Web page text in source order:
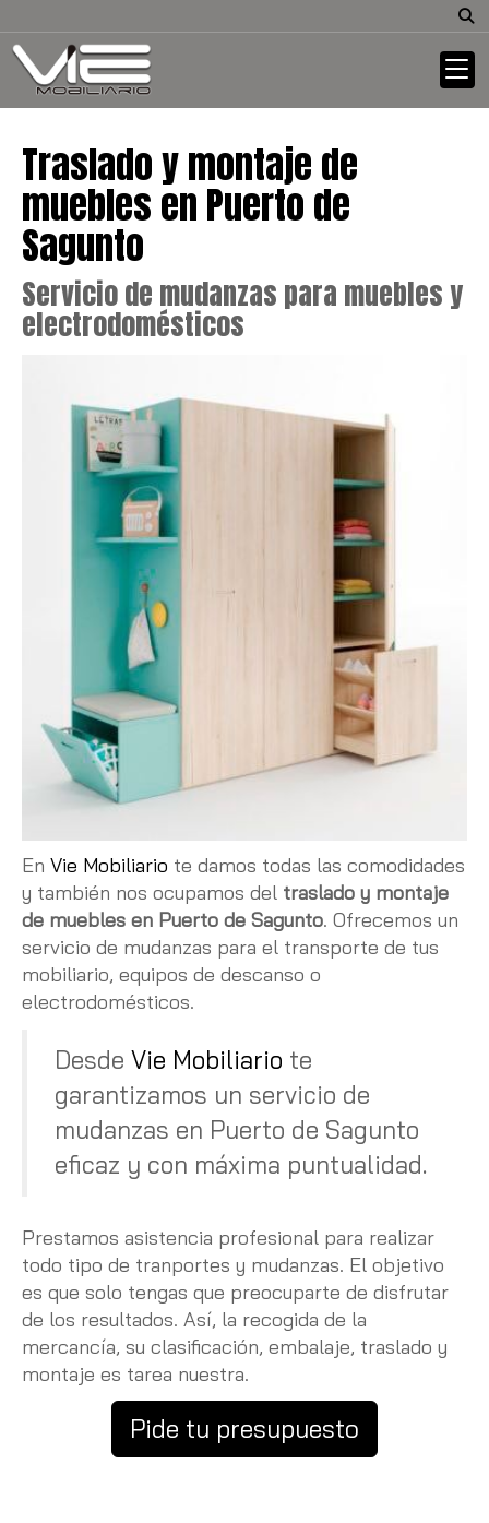
Traslado y montaje de
muebles en Puerto de
Sagunto
Servicio de mudanzas para muebles y
electrodomésticos
En Vie Mobiliario te damos todas las comodidades
y también nos ocupamos del traslado y montaje
de muebles en Puerto de Sagunto. Ofrecemos un
servicio de mudanzas para el transporte de tus
mobiliario, equipos de descanso o
electrodomésticos.
Desde Vie Mobiliario te
garantizamos un servicio de
mudanzas en Puerto de Sagunto
eficaz y con máxima puntualidad.
Prestamos asistencia profesional para realizar
todo tipo de tranportes y mudanzas. El objetivo
es que solo tengas que preocuparte de disfrutar
de los resultados. Así, la recogida de la
mercancía, su clasificación, embalaje, traslado y
montaje es tarea nuestra.
Pide tu presupuesto